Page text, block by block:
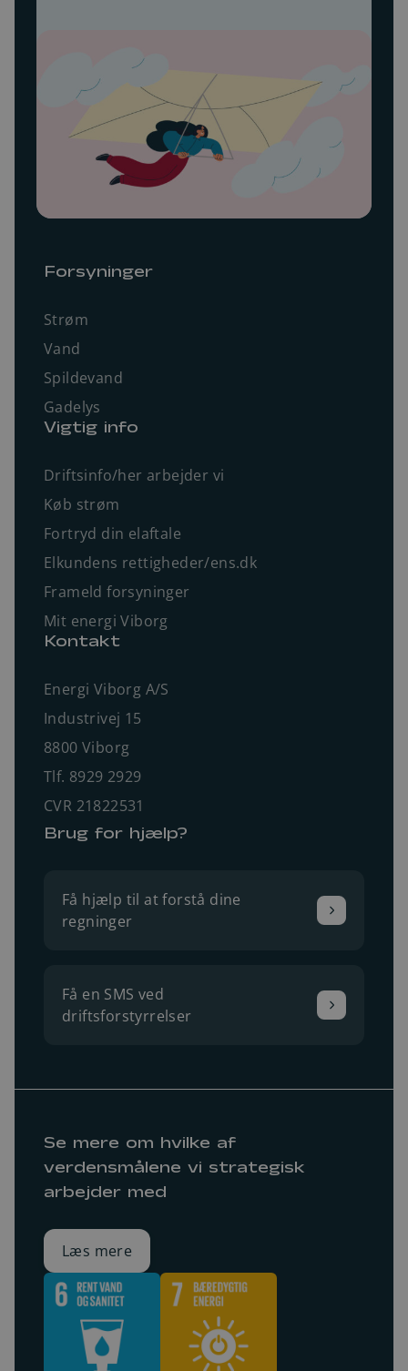
Forsyninger
Strøm
Vand
Spildevand
Gadelys
Vigtig info
Driftsinfo/her arbejder vi
Køb strøm
Fortryd din elaftale
Elkundens rettigheder/ens.dk
Frameld forsyninger
Mit energi Viborg
Kontakt
Energi Viborg A/S
Industrivej 15
8800 Viborg
Tlf. 8929 2929
CVR 21822531
Brug for hjælp?
Få hjælp til at forstå dine
regninger
Få en SMS ved
driftsforstyrrelser
Se mere om hvilke af
verdensmålene vi strategisk
arbejder med
Læs mere